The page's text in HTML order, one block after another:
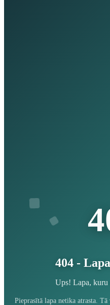
4
404 -
Ups! Lapa, kuru
Pieprasītā lapa netika atrasta.